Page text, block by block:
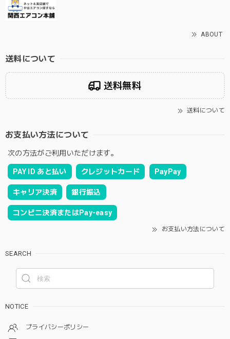
ABOUT
送料について
送料無料
送料について
お支払い方法について
次の方法がご利用いただけます。
PAY ID あと払い クレジットカード PayPay
キャリア決済 銀行振込
コンビニ決済またはPay-easy
お支払い方法について
SEARCH
NOTICE
プライバシーポリシー